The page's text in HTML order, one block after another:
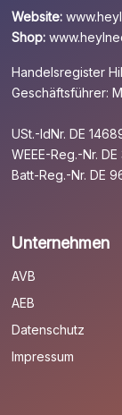
Website:
Shop:
Handelsregister
Geschäftsführer:
USt.-IdNr. DE
WEEE-Reg.-Nr.
Batt-Reg.-Nr. DE
Unternehmen
AVB
AEB
Datenschutz
Impressum